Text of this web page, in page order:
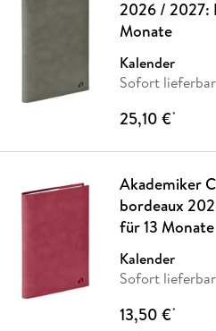
2026 / 2027:
Monate
Kalender
Sofort lieferbar
25,10 €*
Akademiker
bordeaux
für 13 Monate
Kalender
Sofort lieferbar
13,50 €*